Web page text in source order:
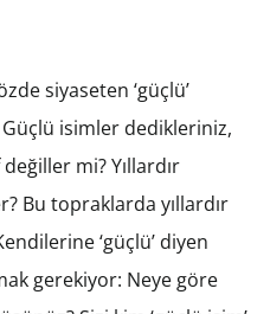
siyaseten ‘güçlü’
Güçlü isimler dedikleriniz,
mi? Yıllardır
Bu topraklarda yıllardır
‘güçlü’ diyen
gerekiyor: Neye göre